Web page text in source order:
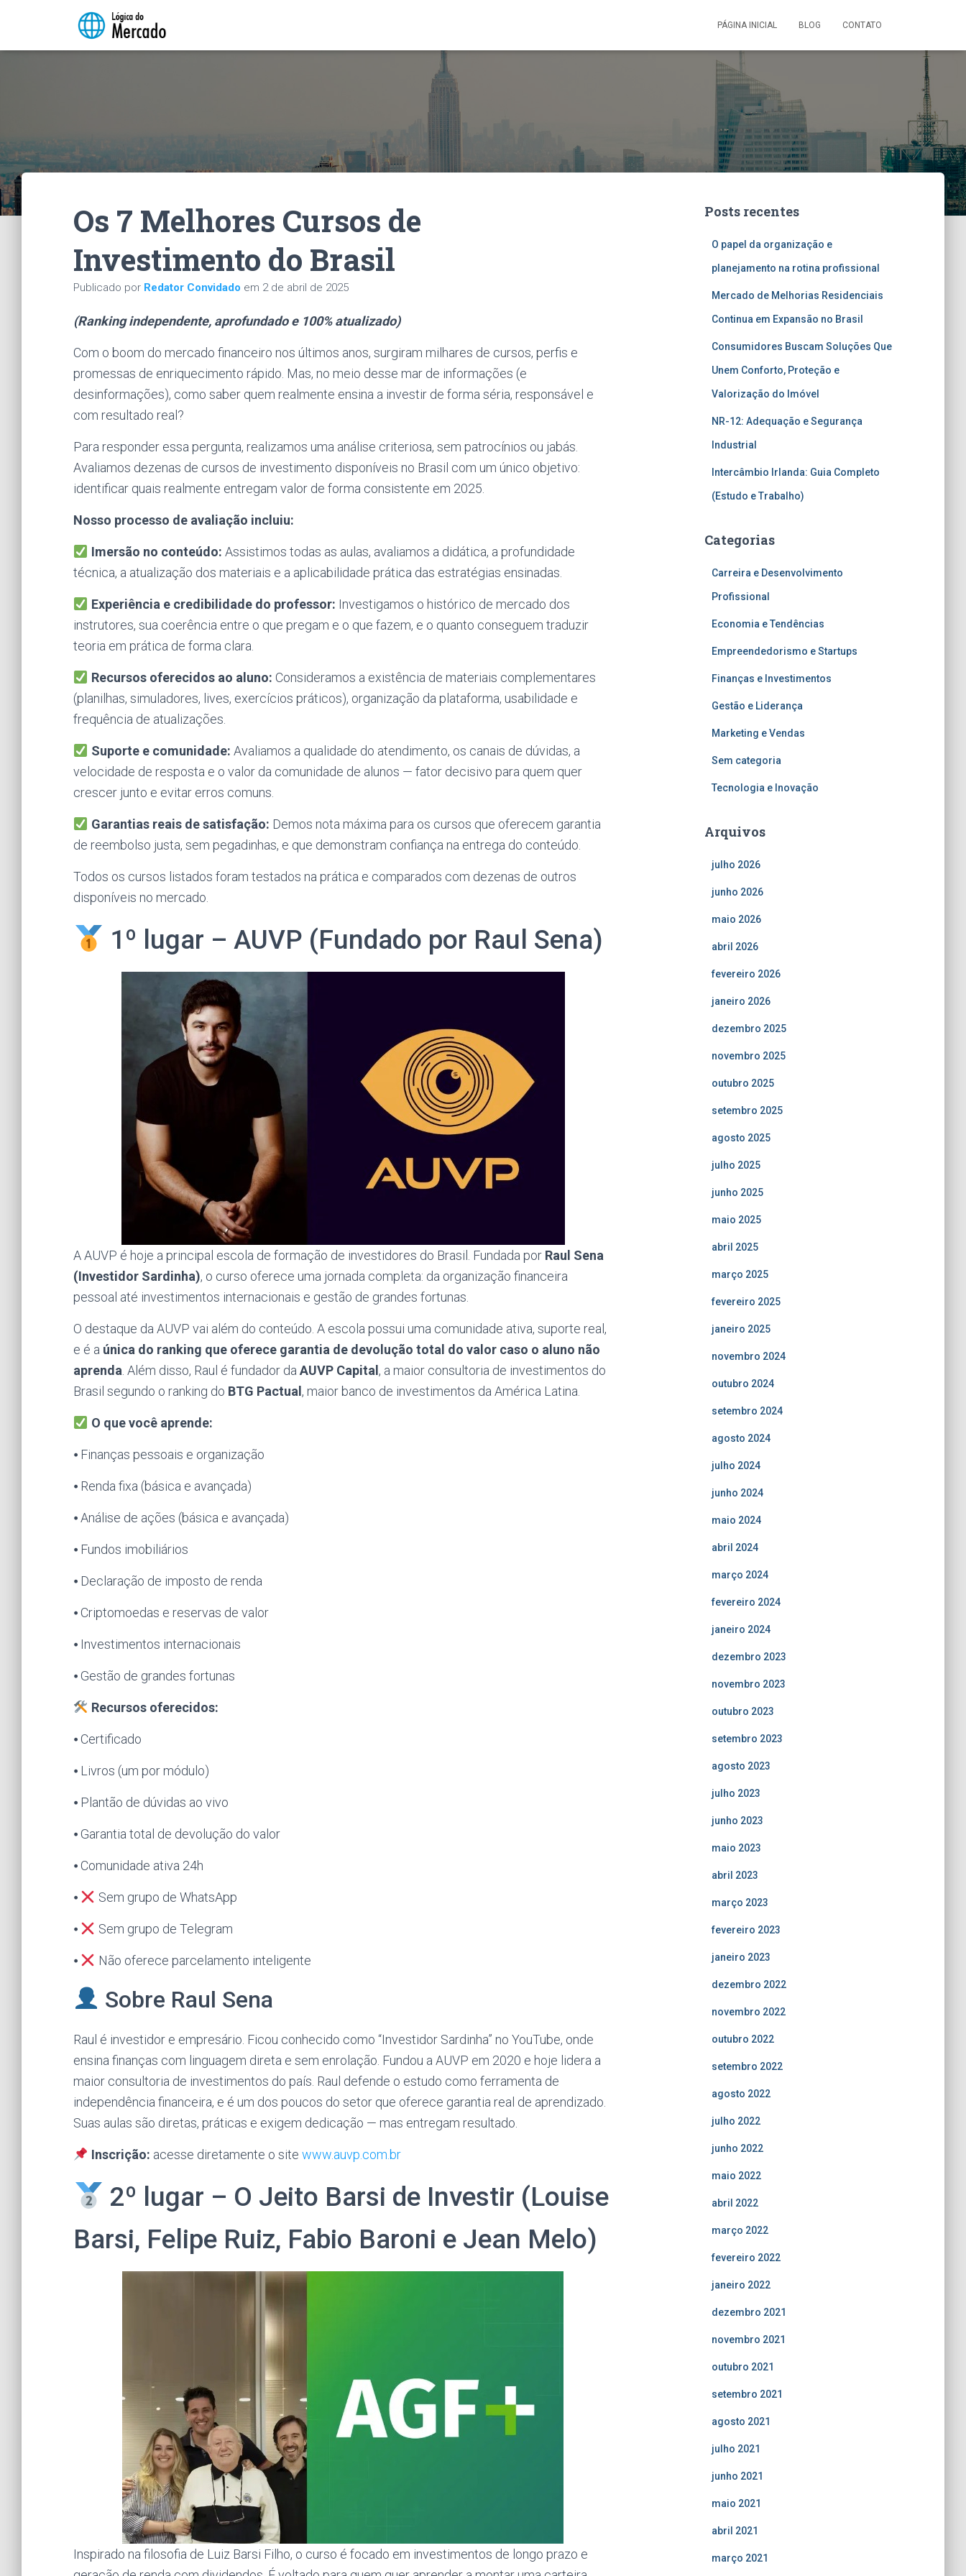
PÁGINA INICIAL BLOG CONTATO
Os 7 Melhores Cursos de
Investimento do Brasil
Publicado por Redator Convidado em 2 de abril de 2025
(Ranking independente, aprofundado e 100% atualizado)
Com o boom do mercado financeiro nos últimos anos, surgiram milhares de cursos, perfis e
promessas de enriquecimento rápido. Mas, no meio desse mar de informações (e
desinformações), como saber quem realmente ensina a investir de forma séria, responsável e
com resultado real?
Para responder essa pergunta, realizamos uma análise criteriosa, sem patrocínios ou jabás.
Avaliamos dezenas de cursos de investimento disponíveis no Brasil com um único objetivo:
identificar quais realmente entregam valor de forma consistente em 2025.
Nosso processo de avaliação incluiu:
Imersão no conteúdo: Assistimos todas as aulas, avaliamos a didática, a profundidade
técnica, a atualização dos materiais e a aplicabilidade prática das estratégias ensinadas.
Experiência e credibilidade do professor: Investigamos o histórico de mercado dos
instrutores, sua coerência entre o que pregam e o que fazem, e o quanto conseguem traduzir
teoria em prática de forma clara.
Recursos oferecidos ao aluno: Consideramos a existência de materiais complementares
(planilhas, simuladores, lives, exercícios práticos), organização da plataforma, usabilidade e
frequência de atualizações.
Suporte e comunidade: Avaliamos a qualidade do atendimento, os canais de dúvidas, a
velocidade de resposta e o valor da comunidade de alunos — fator decisivo para quem quer
crescer junto e evitar erros comuns.
Garantias reais de satisfação: Demos nota máxima para os cursos que oferecem garantia
de reembolso justa, sem pegadinhas, e que demonstram confiança na entrega do conteúdo.
Todos os cursos listados foram testados na prática e comparados com dezenas de outros
disponíveis no mercado.
1º lugar – AUVP (Fundado por Raul Sena)
A AUVP é hoje a principal escola de formação de investidores do Brasil. Fundada por Raul Sena
(Investidor Sardinha), o curso oferece uma jornada completa: da organização financeira
pessoal até investimentos internacionais e gestão de grandes fortunas.
O destaque da AUVP vai além do conteúdo. A escola possui uma comunidade ativa, suporte real,
e é a única do ranking que oferece garantia de devolução total do valor caso o aluno não
aprenda . Além disso, Raul é fundador da AUVP Capital , a maior consultoria de investimentos do
Brasil segundo o ranking do BTG Pactual , maior banco de investimentos da América Latina.
O que você aprende:
⦁ Finanças pessoais e organização
⦁ Renda fixa (básica e avançada)
⦁ Análise de ações (básica e avançada)
⦁ Fundos imobiliários
⦁ Declaração de imposto de renda
⦁ Criptomoedas e reservas de valor
⦁ Investimentos internacionais
⦁ Gestão de grandes fortunas
Recursos oferecidos:
⦁ Certificado
⦁ Livros (um por módulo)
⦁ Plantão de dúvidas ao vivo
⦁ Garantia total de devolução do valor
⦁ Comunidade ativa 24h
⦁ Sem grupo de WhatsApp
⦁ Sem grupo de Telegram
⦁ Não oferece parcelamento inteligente
Sobre Raul Sena
Raul é investidor e empresário. Ficou conhecido como “Investidor Sardinha” no YouTube, onde
ensina finanças com linguagem direta e sem enrolação. Fundou a AUVP em 2020 e hoje lidera a
maior consultoria de investimentos do país. Raul defende o estudo como ferramenta de
independência financeira, e é um dos poucos do setor que oferece garantia real de aprendizado.
Suas aulas são diretas, práticas e exigem dedicação — mas entregam resultado.
Inscrição: acesse diretamente o site www.auvp.com.br
2º lugar – O Jeito Barsi de Investir (Louise
Barsi, Felipe Ruiz, Fabio Baroni e Jean Melo)
Inspirado na filosofia de Luiz Barsi Filho, o curso é focado em investimentos de longo prazo e
Posts recentes
O papel da organização e
planejamento na rotina profissional
Mercado de Melhorias Residenciais
Continua em Expansão no Brasil
Consumidores Buscam Soluções Que
Unem Conforto, Proteção e
Valorização do Imóvel
NR-12: Adequação e Segurança
Industrial
Intercâmbio Irlanda: Guia Completo
(Estudo e Trabalho)
Categorias
Carreira e Desenvolvimento
Profissional
Economia e Tendências
Empreendedorismo e Startups
Finanças e Investimentos
Gestão e Liderança
Marketing e Vendas
Sem categoria
Tecnologia e Inovação
Arquivos
julho 2026
junho 2026
maio 2026
abril 2026
fevereiro 2026
janeiro 2026
dezembro 2025
novembro 2025
outubro 2025
setembro 2025
agosto 2025
julho 2025
junho 2025
maio 2025
abril 2025
março 2025
fevereiro 2025
janeiro 2025
novembro 2024
outubro 2024
setembro 2024
agosto 2024
julho 2024
junho 2024
maio 2024
abril 2024
março 2024
fevereiro 2024
janeiro 2024
dezembro 2023
novembro 2023
outubro 2023
setembro 2023
agosto 2023
julho 2023
junho 2023
maio 2023
abril 2023
março 2023
fevereiro 2023
janeiro 2023
dezembro 2022
novembro 2022
outubro 2022
setembro 2022
agosto 2022
julho 2022
junho 2022
maio 2022
abril 2022
março 2022
fevereiro 2022
janeiro 2022
dezembro 2021
novembro 2021
outubro 2021
setembro 2021
agosto 2021
julho 2021
junho 2021
maio 2021
abril 2021
março 2021